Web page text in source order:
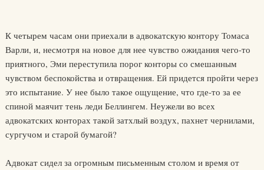
К четырем часам они приехали в адвокатскую контору Томаса
Варли, и, несмотря на новое для нее чувство ожидания чего-то
приятного, Эми переступила порог конторы со смешанным
чувством беспокойства и отвращения. Ей придется пройти через
это испытание. У нее было такое ощущение, что где-то за ее
спиной маячит тень леди Беллингем. Неужели во всех
адвокатских конторах такой затхлый воздух, пахнет чернилами,
сургучом и старой бумагой?
Адвокат сидел за огромным письменным столом и время от